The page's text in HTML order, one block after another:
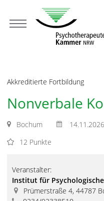
Akkreditierte Fortbildung
Nonverbale
Bochum
12 Punkte
Veranstalter:
Institut für
Prümerstraße 4, 44787